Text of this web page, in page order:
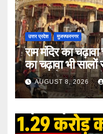
उत्तर प्रदेश मुजफ्फरनगर
राम मंदिर का
का चढ़ावा भी
बड़ा आरोप
AUGUST 8, 2026